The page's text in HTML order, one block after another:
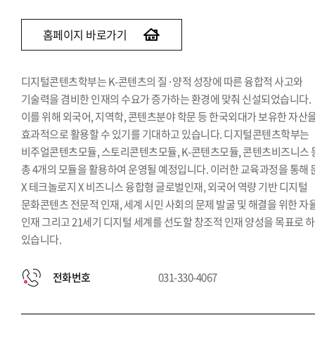
홈페이지 바로가기
디지털콘텐츠학부는 K-콘텐츠의 질·양적 성장에 따른 융합적 사고와
기술력을 겸비한 인재의 수요가 증가하는 환경에 맞춰 신설되었습니다.
이를 위해 외국어, 지역학, 콘텐츠분야 학문 등 한국외대가 보유한 자산
효과적으로 활용할 수 있기를 기대하고 있습니다. 디지털콘텐츠학부는
비주얼콘텐츠모듈, 스토리콘텐츠모듈, K-콘텐츠모듈, 콘텐츠비즈니스
총 4개의 모듈을 활용하여 운영될 예정입니다. 이러한 교육과정을 통해
X 테크놀로지 X 비즈니스 융합형 글로벌인재, 외국어 역량 기반 디지털
문화콘텐츠 전문적 인재, 세계 시민 사회의 문제 발굴 및 해결을 위한 자
인재 그리고 21세기 디지털 세계를 선도할 창조적 인재 양성을 목표로
있습니다.
전화번호 031-330-4067